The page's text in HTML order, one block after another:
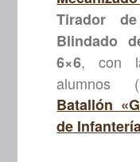
Tirador
Blindado
6×6, con
alumnos
Batallón
de